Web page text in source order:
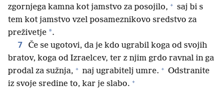
zgornjega kamna kot jamstvo za posojilo, + saj bi s
tem kot jamstvo vzel posameznikovo sredstvo za
preživetje *.
7
Če se ugotovi, da je kdo ugrabil koga od svojih
bratov, koga od Izraelcev, ter z njim grdo ravnal in ga
prodal za sužnja, + naj ugrabitelj umre. + Odstranite
iz svoje sredine to, kar je slabo. +